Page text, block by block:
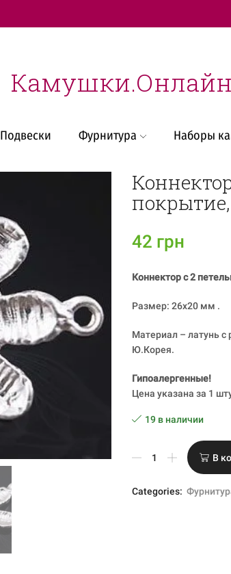
Камушки.Онлайн
Подвески Фурнитура Наборы
42 грн
Коннектор с 2
Размер: 26х20 мм .
Материал – латунь
Ю.Корея.
Гипоалергенные!
Цена указана за 1
19 в наличии
Количество
товара
Ромашка,
В
Categories: